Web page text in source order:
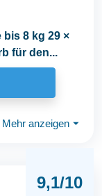
8 kg 29 ×
für den...
Mehr anzeigen ⏷
9,1/10